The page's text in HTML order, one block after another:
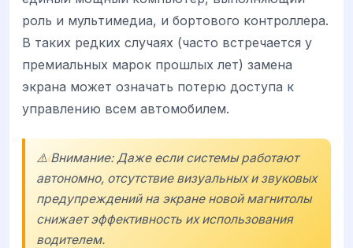
роль и мультимедиа, и бортового контроллера.
В таких редких случаях (часто встречается у
премиальных марок прошлых лет) замена
экрана может означать потерю доступа к
управлению всем автомобилем.
⚠️ Внимание: Даже если системы работают
автономно, отсутствие визуальных и звуковых
предупреждений на экране новой магнитолы
снижает эффективность их использования
водителем.